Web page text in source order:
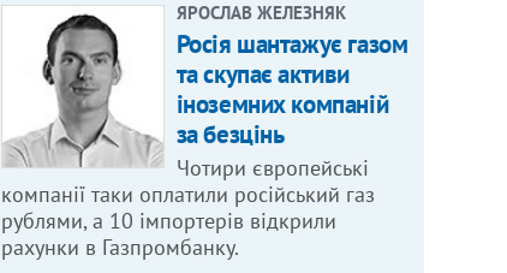
ЯРОСЛАВ ЖЕЛЕЗНЯК
Росія шантажує газом
та скупає активи
іноземних компаній
за безцінь
Чотири європейські
компанії таки оплатили російський газ
рублями, а 10 імпортерів відкрили
рахунки в Газпромбанку.